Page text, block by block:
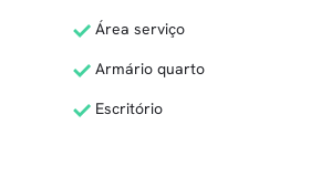
Área serviço
Armário quarto
Escritório